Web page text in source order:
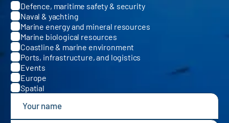
Categories
Defence, maritime safety & security
Naval & yachting
Marine energy and mineral resources
Marine biological resources
Coastline & marine environment
Ports, infrastructure, and logistics
Events
Europe
Spatial